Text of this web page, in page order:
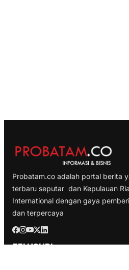
Probatam.co adalah portal berita
terbaru seputar dan Kepulauan
International dengan gaya
dan terpercaya
TELUSURI